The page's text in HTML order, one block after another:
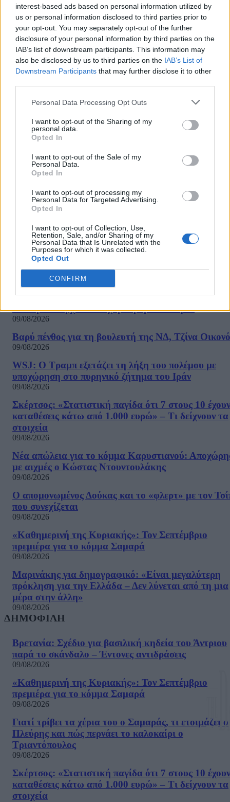
interest-based ads based on personal information utilized by
us or personal information disclosed to third parties prior to
your opt-out. You may separately opt-out of the further
disclosure of your personal information by third parties on the
IAB’s list of downstream participants. This information may
also be disclosed by us to third parties on the IAB’s List of
Downstream Participants that may further disclose it to other
Personal Data Processing Opt Outs
I want to opt-out of the Sharing of my
personal data.
Opted In
I want to opt-out of the Sale of my
Personal Data.
Opted In
I want to opt-out of processing my
Personal Data for Targeted Advertising.
Opted In
I want to opt-out of Collection, Use,
Retention, Sale, and/or Sharing of my
Personal Data that Is Unrelated with the
Purposes for which it was collected.
Opted Out
CONFIRM
Αντίθετα 9 μέλη της επιτροπής με το
07/04/2021
άνοιγμα των Λύκειων σε όλη την Ελλάδα, σύμφωνα με
πληροφορίες του Daily Post. Όπως μαθαίνουμε, στην πολύωρη
την χώρα- δηλαδή και...
ΡΟΗ ΕΙΔΗΣΕΩΝ
Ποιες περιοχές τίθενται σε κατάσταση Red Code τη
Δευτέρα – Έρχονται ισχυροί βόρειοι άνεμοι
09/08/2026
Βαρύ πένθος για τη βουλευτή της ΝΔ, Τζίνα
09/08/2026
WSJ: Ο Τραμπ εξετάζει τη λήξη του πολέμου με
υποχώρηση στο πυρηνικό ζήτημα του Ιράν
09/08/2026
Σκέρτσος: «Στατιστική παγίδα ότι 7 στους 10 έχουν
καταθέσεις κάτω από 1.000 ευρώ» – Τι δείχνουν τα
στοιχεία
09/08/2026
Νέα απώλεια για το κόμμα Καρυστιανού:
με αιχμές ο Κώστας Ντουντουλάκης
09/08/2026
Ο απομονωμένος Δούκας και το «φλερτ» με τον
που συνεχίζεται
09/08/2026
«Καθημερινή της Κυριακής»: Τον Σεπτέμβριο
πρεμιέρα για το κόμμα Σαμαρά
09/08/2026
Μαρινάκης για δημογραφικό: «Είναι μεγαλύτερη
πρόκληση για την Ελλάδα – Δεν λύνεται από τη μια
μέρα στην άλλη»
09/08/2026
ΔΗΜΟΦΙΛΗ
Βρετανία: Σχέδιο για βασιλική κηδεία του Άντριου
παρά το σκάνδαλο – Έντονες αντιδράσεις
09/08/2026
«Καθημερινή της Κυριακής»: Τον Σεπτέμβριο
πρεμιέρα για το κόμμα Σαμαρά
09/08/2026
Γιατί τρίβει τα χέρια του ο Σαμαράς, τι ετοιμάζει ο
Πλεύρης και πώς περνάει το καλοκαίρι ο
Τριαντόπουλος
09/08/2026
Σκέρτσος: «Στατιστική παγίδα ότι 7 στους 10 έχουν
καταθέσεις κάτω από 1.000 ευρώ» – Τι δείχνουν τα
στοιχεία